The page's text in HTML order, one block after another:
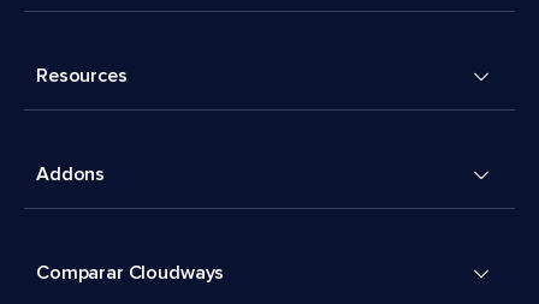
Resources
Addons
Comparar Cloudways